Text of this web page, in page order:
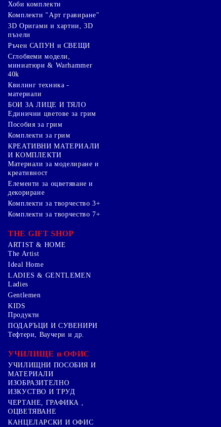
Хоби комплекти
Комплекти "Арт гравиране"
3D Оригами и хартии, 3D
пъзели
Ръчен САПУН и СВЕЩИ
Сглобяеми модели,
миниатюри & Warhammer
40k
Квилинг техника -
материали
БОИ ЗА ЛИЦЕ И ТЯЛО
Единични цветове за грим
Пособия за грим
Комплекти за грим
КРЕАТИВНИ МАТЕРИАЛИ
И КОМПЛЕКТИ
Mатериали за моделиране и
креативност
Елементи за оцветяване и
декориране
Комплекти за творчество 3+
Комплекти за творчество 7+
THE GIFT SHOP
ARTIST & HOME
The Artist
Ideal Home
LADIES & GENTLEMEN
Ladies
Gentlemen
KIDS
Продукти
ПОДАРЪЦИ И СУВЕНИРИ
Тефтери, Ваучери и др.
УЧИЛИЩЕ и ОФИС
УЧИЛИЩНИ ПОСОБИЯ И
МАТЕРИАЛИ
ИЗОБРАЗИТЕЛНО
ИЗКУСТВО И ТРУД
ЧЕРТАНЕ, ГРАФИКА ,
ОЦВЕТЯВАНЕ
КАНЦЕЛАРСКИ И ОФИС